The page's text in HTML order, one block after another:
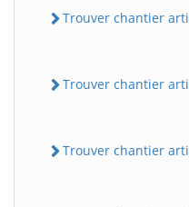
Trouver chantier
Trouver chantier
Trouver chantier